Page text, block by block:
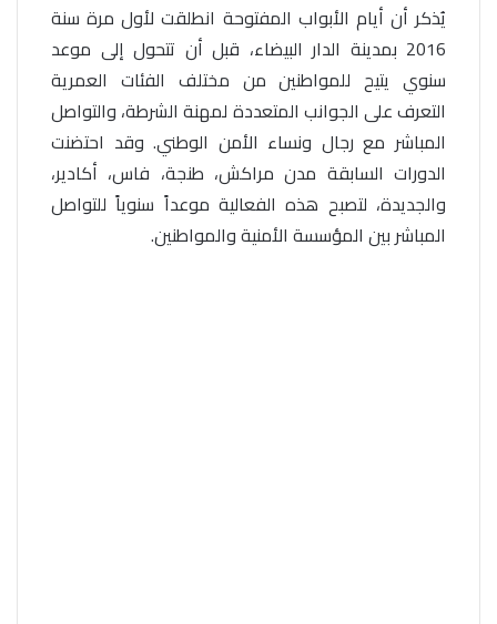
يُذكر أن أيام الأبواب المفتوحة انطلقت لأول مرة سنة
2016 بمدينة الدار البيضاء، قبل أن تتحول إلى موعد
سنوي يتيح للمواطنين من مختلف الفئات العمرية
التعرف على الجوانب المتعددة لمهنة الشرطة، والتواصل
المباشر مع رجال ونساء الأمن الوطني. وقد احتضنت
الدورات السابقة مدن مراكش، طنجة، فاس، أكادير،
والجديدة، لتصبح هذه الفعالية موعداً سنوياً للتواصل
المباشر بين المؤسسة الأمنية والمواطنين.